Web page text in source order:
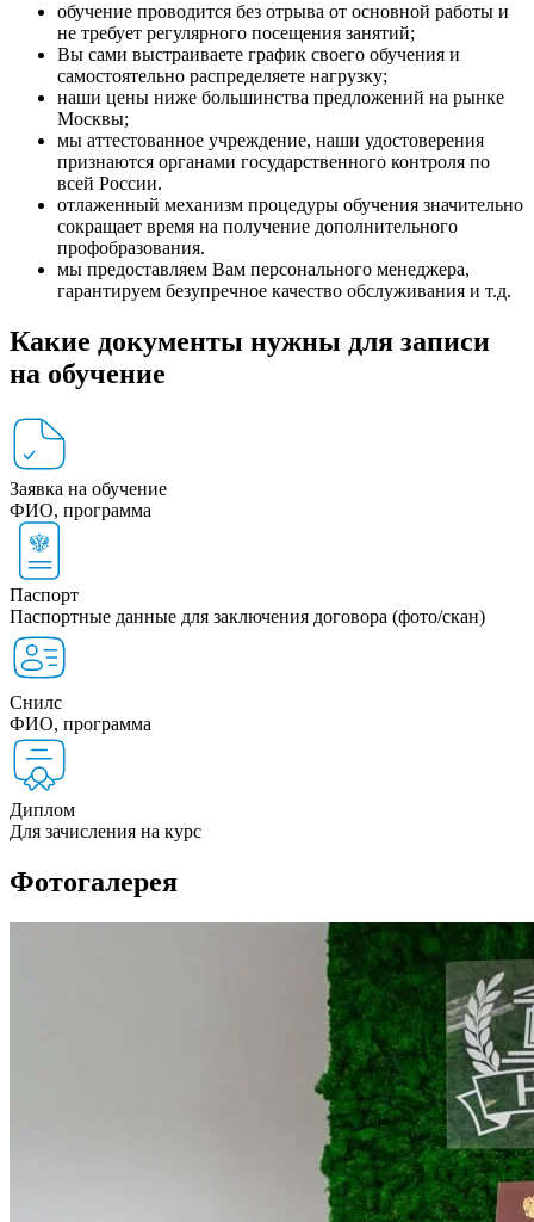
обучение проводится без отрыва от основной работы и
не требует регулярного посещения занятий;
Вы сами выстраиваете график своего обучения и
самостоятельно распределяете нагрузку;
наши цены ниже большинства предложений на рынке
Москвы;
мы аттестованное учреждение, наши удостоверения
признаются органами государственного контроля по
всей России.
отлаженный механизм процедуры обучения значительно
сокращает время на получение дополнительного
профобразования.
мы предоставляем Вам персонального менеджера,
гарантируем безупречное качество обслуживания и т.д.
Какие документы нужны для записи
на обучение
Заявка на обучение
ФИО, программа
Паспорт
Паспортные данные для заключения договора (фото/скан)
Снилс
ФИО, программа
Диплом
Для зачисления на курс
Фотогалерея